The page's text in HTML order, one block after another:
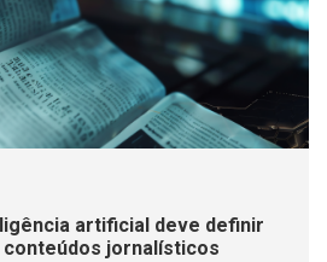
artificial deve definir
jornalísticos